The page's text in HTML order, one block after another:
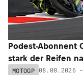
Podest-Abonnent
stark der Reifen
MOTOGP 08.08.2026